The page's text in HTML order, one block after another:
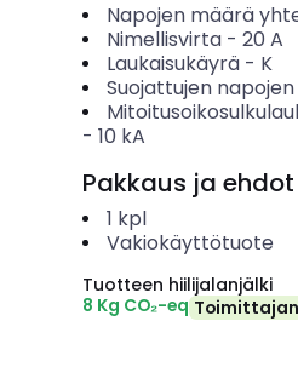
Napojen määrä
Nimellisvirta- 20 A
Laukaisukäyrä- K
Suojattujen
- 10 kA
Pakkaus ja ehdot
1 kpl
Vakiokäyttötuote
Tuotteen hiilijalanjälki
8 Kg CO₂-eq